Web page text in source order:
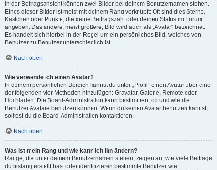
In der Beitragsansicht können zwei Bilder bei deinem Benutzernamen stehen.
Eines dieser Bilder ist meist mit deinem Rang verknüpft: Oft sind dies Sterne,
Kästchen oder Punkte, die deine Beitragszahl oder deinen Status im Forum
angeben. Das andere, meist größere, Bild wird auch als „Avatar“ bezeichnet.
Es handelt sich hierbei in der Regel um ein persönliches Bild, welches von
Benutzer zu Benutzer unterschiedlich ist.
Nach oben
Wie verwende ich einen Avatar?
In deinem persönlichen Bereich kannst du unter „Profil“ einen Avatar über eine
der folgenden vier Methoden hinzufügen: Gravatar, Galerie, Remote oder
Hochladen. Die Board-Administration kann bestimmen, ob und wie die
Benutzer Avatare benutzen können. Wenn du keinen Avatar benutzen kannst,
solltest du die Board-Administration kontaktieren.
Nach oben
Was ist mein Rang und wie kann ich ihn ändern?
Ränge, die unter deinem Benutzernamen stehen, zeigen an, wie viele Beiträge
du bislang erstellt hast oder identifizieren bestimmte Benutzer wie